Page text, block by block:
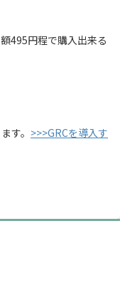
495円程で購入出来る
す。 >>>GRCを導入す